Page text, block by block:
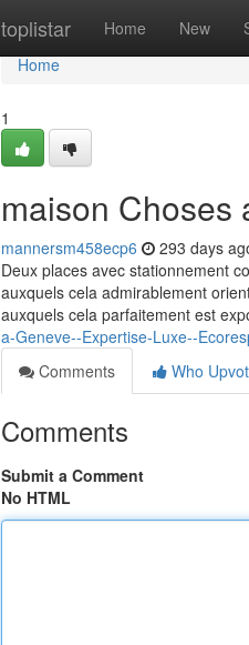
toplistar Home New
Home
Home
1
maison Choses
mannersm458ecp6 293 days
Deux places avec stationnement
auxquels cela admirablement
auxquels cela parfaitement est
a-Geneve--Expertise-Luxe--
Comments
Who
Comments
Submit a Comment
No HTML